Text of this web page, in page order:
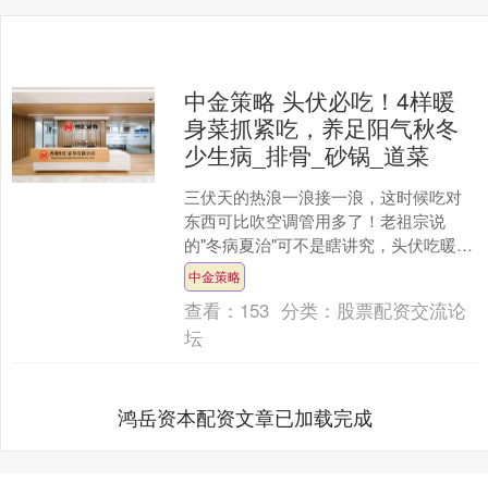
中金策略 头伏必吃！4样暖
身菜抓紧吃，养足阳气秋冬
少生病_排骨_砂锅_道菜
三伏天的热浪一浪接一浪，这时候吃对
东西可比吹空调管用多了！老祖宗说
的"冬病夏治"可不是瞎讲究，头伏吃暖身
菜，就像给身体存了个"阳气银行"，等到
秋冬季节你就知道有....
中金策略
查看： 153 分类： 股票配资交流论
坛
鸿岳资本配资文章已加载完成